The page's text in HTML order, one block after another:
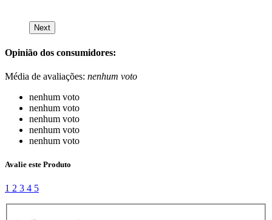
Next
Opinião dos consumidores:
Média de avaliações: nenhum voto
nenhum voto
nenhum voto
nenhum voto
nenhum voto
nenhum voto
Avalie este Produto
1 2 3 4 5